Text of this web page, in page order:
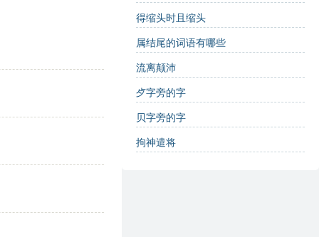
得缩头时且缩头
属结尾的词语有哪些
流离颠沛
歺字旁的字
贝字旁的字
拘神遣将